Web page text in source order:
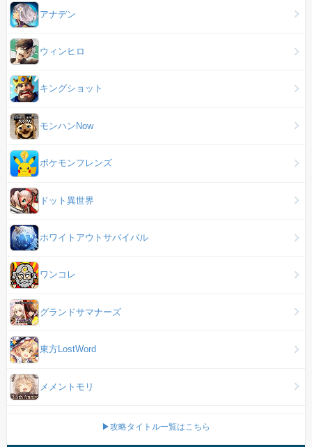
アナデン
ウィンヒロ
キングショット
モンハンNow
ポケモンフレンズ
ドット異世界
ホワイトアウトサバイバル
ワンコレ
グランドサマナーズ
東方LostWord
メメントモリ
▶攻略タイトル一覧はこちら